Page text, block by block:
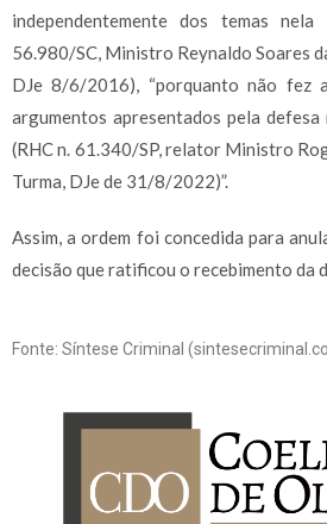
independentemente dos temas nela
56.980/SC, Ministro Reynaldo Soares
DJe 8/6/2016), “porquanto não fez
argumentos apresentados pela defesa
(RHC n. 61.340/SP, relator Ministro
Turma, DJe de 31/8/2022)”.
Assim, a ordem foi concedida para
decisão que ratificou o recebimento da
Fonte: Síntese Criminal